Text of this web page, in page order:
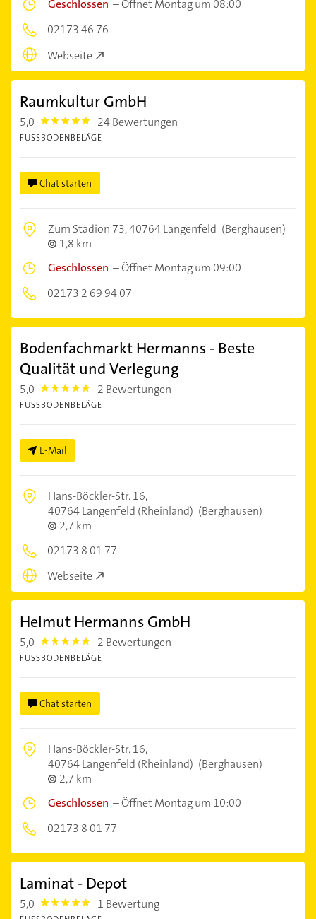
Geschlossen –Öffnet Montag um 08:00
02173 46 76
Webseite
Raumkultur GmbH
5,0 5.0 24 Bewertungen
FUSSBODENBELÄGE
Chat starten
Zum Stadion 73,40764 Langenfeld (Berghausen)
1,8 km
Geschlossen –Öffnet Montag um 09:00
02173 2 69 94 07
Bodenfachmarkt Hermanns - Beste
Qualität und Verlegung
5,0 5.0 2 Bewertungen
FUSSBODENBELÄGE
E-Mail
Hans-Böckler-Str. 16,
40764 Langenfeld (Rheinland) (Berghausen)
2,7 km
02173 8 01 77
Webseite
Helmut Hermanns GmbH
5,0 5.0 2 Bewertungen
FUSSBODENBELÄGE
Chat starten
Hans-Böckler-Str. 16,
40764 Langenfeld (Rheinland) (Berghausen)
2,7 km
Geschlossen –Öffnet Montag um 10:00
02173 8 01 77
Laminat - Depot
5,0 5.0 1 Bewertung